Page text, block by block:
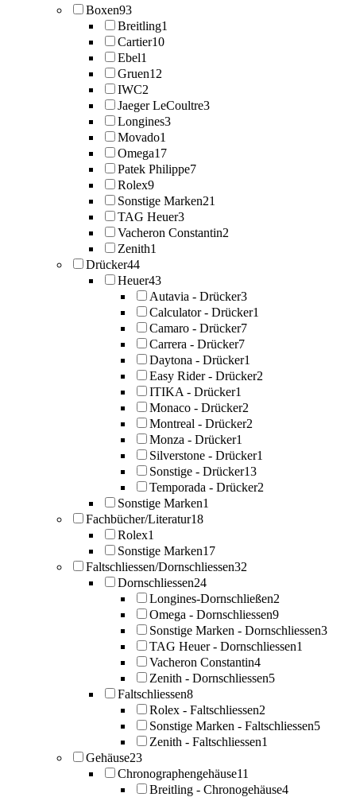
Boxen93
Breitling1
Cartier10
Ebel1
Gruen12
IWC2
Jaeger LeCoultre3
Longines3
Movado1
Omega17
Patek Philippe7
Rolex9
Sonstige Marken21
TAG Heuer3
Vacheron Constantin2
Zenith1
Drücker44
Heuer43
Autavia - Drücker3
Calculator - Drücker1
Camaro - Drücker7
Carrera - Drücker7
Daytona - Drücker1
Easy Rider - Drücker2
ITIKA - Drücker1
Monaco - Drücker2
Montreal - Drücker2
Monza - Drücker1
Silverstone - Drücker1
Sonstige - Drücker13
Temporada - Drücker2
Sonstige Marken1
Fachbücher/Literatur18
Rolex1
Sonstige Marken17
Faltschliessen/Dornschliessen32
Dornschliessen24
Longines-Dornschließen2
Omega - Dornschliessen9
Sonstige Marken - Dornschliessen3
TAG Heuer - Dornschliessen1
Vacheron Constantin4
Zenith - Dornschliessen5
Faltschliessen8
Rolex - Faltschliessen2
Sonstige Marken - Faltschliessen5
Zenith - Faltschliessen1
Gehäuse23
Chronographengehäuse11
Breitling - Chronogehäuse4